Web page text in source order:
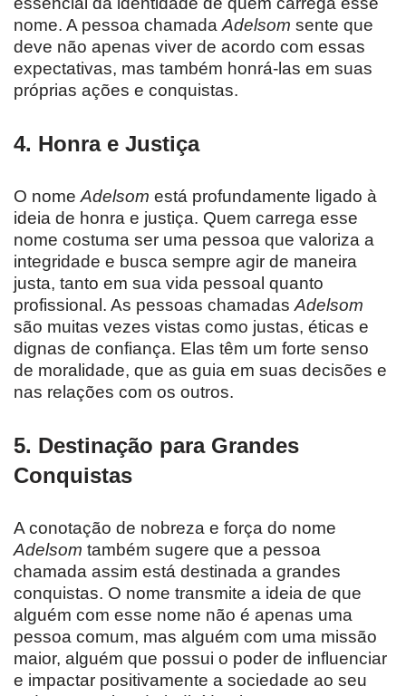
nome. A pessoa chamada Adelsom sente que
deve não apenas viver de acordo com essas
expectativas, mas também honrá-las em suas
próprias ações e conquistas.
4. Honra e Justiça
O nome Adelsom está profundamente ligado à
ideia de honra e justiça. Quem carrega esse
nome costuma ser uma pessoa que valoriza a
integridade e busca sempre agir de maneira
justa, tanto em sua vida pessoal quanto
profissional. As pessoas chamadas Adelsom
são muitas vezes vistas como justas, éticas e
dignas de confiança. Elas têm um forte senso
de moralidade, que as guia em suas decisões e
nas relações com os outros.
5. Destinação para Grandes
Conquistas
A conotação de nobreza e força do nome
Adelsom também sugere que a pessoa
chamada assim está destinada a grandes
conquistas. O nome transmite a ideia de que
alguém com esse nome não é apenas uma
pessoa comum, mas alguém com uma missão
maior, alguém que possui o poder de influenciar
e impactar positivamente a sociedade ao seu